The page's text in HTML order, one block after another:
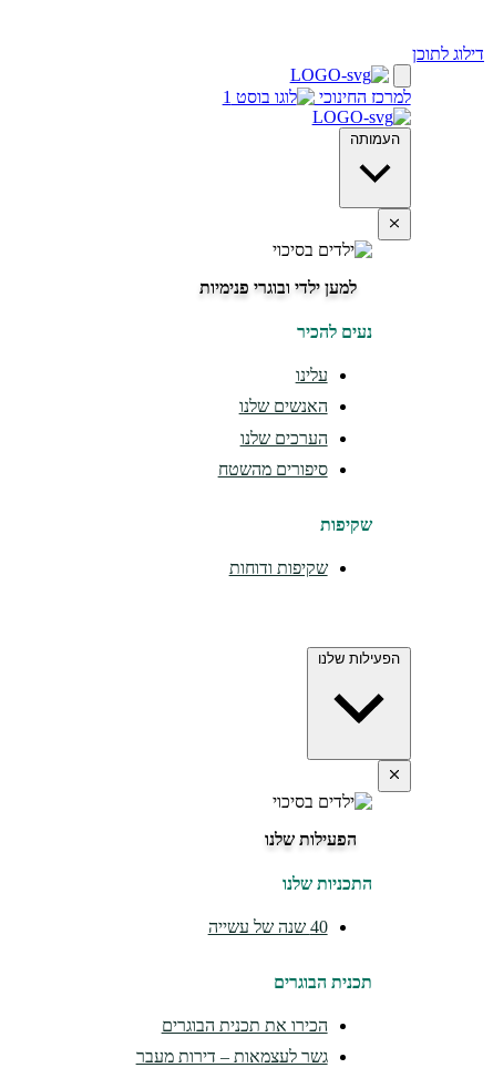
דילוג לתוכן
למרכז החינוכי
העמותה
למען ילדי ובוגרי פנימיות
נעים להכיר
עלינו
האנשים שלנו
הערכים שלנו
סיפורים מהשטח
שקיפות
שקיפות ודוחות
הפעילות שלנו
הפעילות שלנו
התכניות שלנו
40 שנה של עשייה
תכנית הבוגרים
הכירו את תכנית הבוגרים
גשר לעצמאות – דירות מעבר